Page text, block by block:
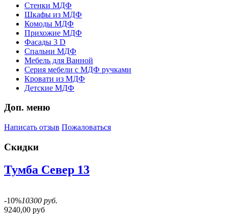
Стенки МДФ
Шкафы из МДФ
Комоды МДФ
Прихожие МДФ
Фасады 3 D
Спальни МДФ
Мебель для Ванной
Серия мебели с МДФ ручками
Кровати из МДФ
Детские МДФ
Доп. меню
Написать отзыв Пожаловаться
Скидки
Тумба Север 13
-10%10300 руб.
9240,00 руб